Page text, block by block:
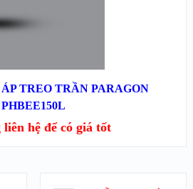
TREO TRẦN PARAGON
PHBEE150L
liên hệ để có giá tốt